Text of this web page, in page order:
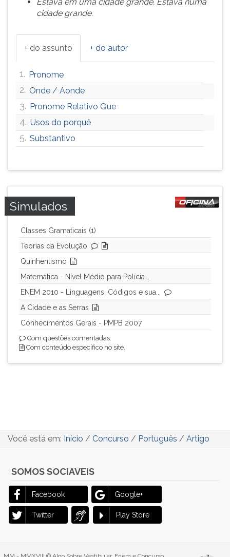
cidade grande.
+ do assunto + do autor
1. Pronome
2. Onde / Aonde
3. Pronome Relativo Que
4. Usos do porquê
5. Substantivo
Simulados
Classes Gramaticais (1)
Teorias da Evolução
Quinhentismo
Matemática - Nível Médio para Polícia...
ENEM 2010 - Linguagens, Códigos e sua...
A Cidade e as Serras
Conhecimentos Gerais - PMPB 2007
Com questões comentadas.
Com conteúdo específico no site.
Você está em: Início / Concurso / Português / Artigo
SOMOS SOCIAVEIS
Facebook Google+
Twitter Play Store